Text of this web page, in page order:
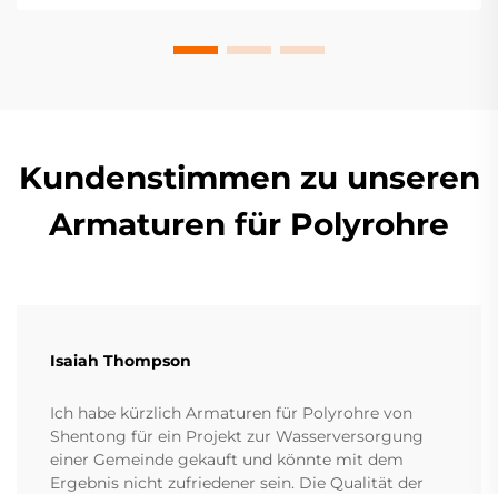
Kundenstimmen zu unseren
Armaturen für Polyrohre
Isaiah Thompson
Ich habe kürzlich Armaturen für Polyrohre von
Shentong für ein Projekt zur Wasserversorgung
einer Gemeinde gekauft und könnte mit dem
Ergebnis nicht zufriedener sein. Die Qualität der